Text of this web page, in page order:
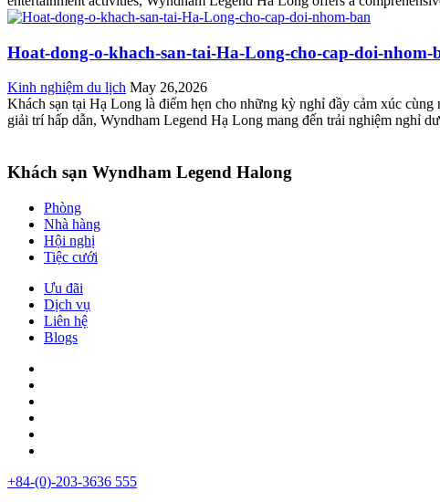
Hoat-dong-o-khach-san-tai-Ha-Long-cho-cap-doi-nhom-
Kinh nghiệm du lịch May 26,2026
Khách sạn tại Hạ Long là điểm hẹn cho những kỳ nghỉ đầy cảm xúc
giải trí hấp dẫn, Wyndham Legend Hạ Long mang đến trải nghiệm nghỉ
Khách sạn Wyndham Legend Halong
Phòng
Nhà hàng
Hội nghị
Tiệc cưới
Ưu đãi
Dịch vụ
Liên hệ
Blogs
+84-(0)-203-3636 555